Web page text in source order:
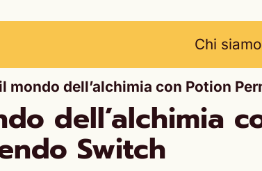
Chi siamo
mondo dell’alchimia con Potion
dell’alchimia
Switch